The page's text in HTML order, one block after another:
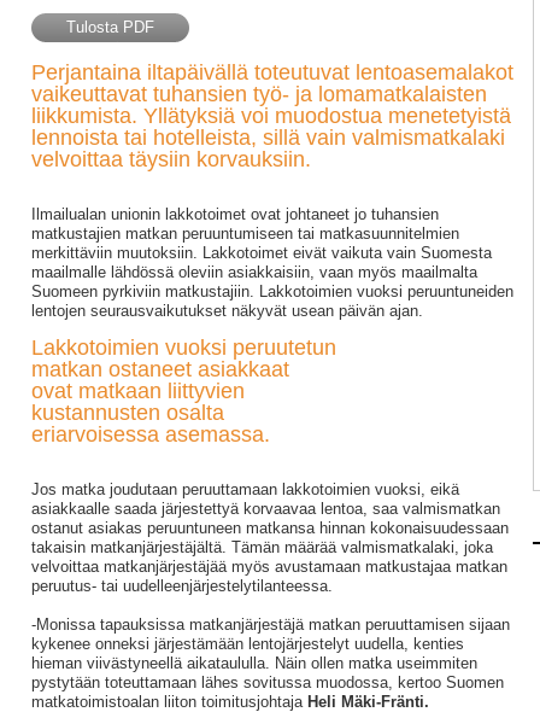
Tulosta PDF
Perjantaina iltapäivällä toteutuvat lentoasemalakot
vaikeuttavat tuhansien työ- ja lomamatkalaisten
liikkumista. Yllätyksiä voi muodostua menetetyistä
lennoista tai hotelleista, sillä vain valmismatkalaki
velvoittaa täysiin korvauksiin.
Ilmailualan unionin lakkotoimet ovat johtaneet jo tuhansien
matkustajien matkan peruuntumiseen tai matkasuunnitelmien
merkittäviin muutoksiin. Lakkotoimet eivät vaikuta vain Suomesta
maailmalle lähdössä oleviin asiakkaisiin, vaan myös maailmalta
Suomeen pyrkiviin matkustajiin. Lakkotoimien vuoksi peruuntuneiden
lentojen seurausvaikutukset näkyvät usean päivän ajan.
Lakkotoimien vuoksi peruutetun
matkan ostaneet asiakkaat
ovat matkaan liittyvien
kustannusten osalta
eriarvoisessa asemassa.
Jos matka joudutaan peruuttamaan lakkotoimien vuoksi, eikä
asiakkaalle saada järjestettyä korvaavaa lentoa, saa valmismatkan
ostanut asiakas peruuntuneen matkansa hinnan kokonaisuudessaan
takaisin matkanjärjestäjältä. Tämän määrää valmismatkalaki, joka
velvoittaa matkanjärjestäjää myös avustamaan matkustajaa matkan
peruutus- tai uudelleenjärjestelytilanteessa.
-Monissa tapauksissa matkanjärjestäjä matkan peruuttamisen sijaan
kykenee onneksi järjestämään lentojärjestelyt uudella, kenties
hieman viivästyneellä aikataululla. Näin ollen matka useimmiten
pystytään toteuttamaan lähes sovitussa muodossa, kertoo Suomen
matkatoimistoalan liiton toimitusjohtajaHeli Mäki-Fränti.